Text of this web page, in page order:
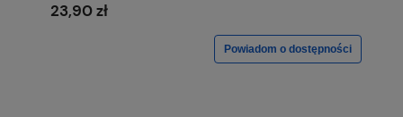
23,90 zł
Powiadom o dostępności